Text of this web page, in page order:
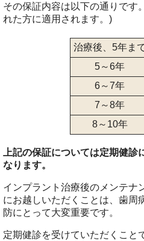
その保証内容は以下の通りです
れた方に適用されます。)
治療後、5年ま
5～6年
6～7年
7～8年
8～10年
上記の保証については定期健
なります。
インプラント治療後のメンテナ
にお越しいただくことは、歯周
防にとって大変重要です。
定期健診を受けていただくこと